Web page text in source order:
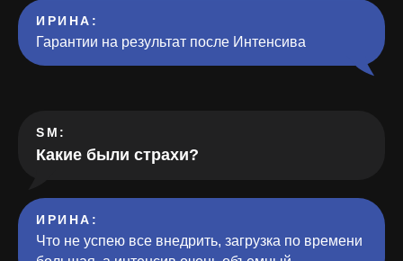
ИРИНА:
Гарантии на результат после Интенсива
SM:
Какие были страхи?
ИРИНА:
Что не успею все внедрить, загрузка по времени